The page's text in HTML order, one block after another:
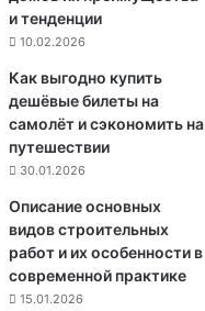
и тенденции
10.02.2026
Как выгодно купить
дешёвые билеты на
самолёт и сэкономить на
путешествии
30.01.2026
Описание основных
видов строительных
работ и их особенности в
современной практике
15.01.2026